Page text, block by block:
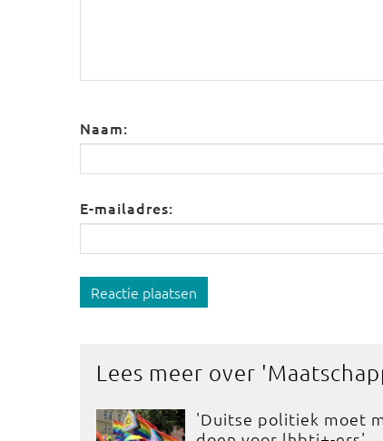
Naam:
E-mailadres:
Reactie plaatsen
Lees meer over '
'Duitse politiek moet